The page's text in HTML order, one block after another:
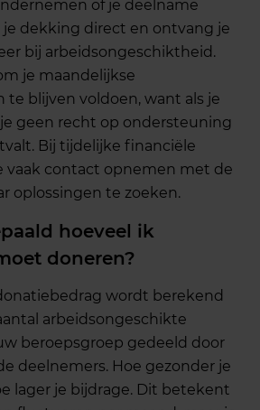
of je deelname
je dekking direct en ontvang je
bij arbeidsongeschiktheid.
je maandelijkse
te blijven voldoen, want als je
geen recht op ondersteuning
Bij tijdelijke financiële
vaak contact opnemen met de
oplossingen te zoeken.
hoeveel ik
doneren?
wordt berekend
arbeidsongeschikte
beroepsgroep gedeeld door
deelnemers. Hoe gezonder je
lager je bijdrage. Dit betekent